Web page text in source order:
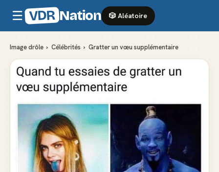
☰ VDR Nation 🎲 Aléatoire
Image drôle › Célébrités › Gratter un vœu supplémentaire